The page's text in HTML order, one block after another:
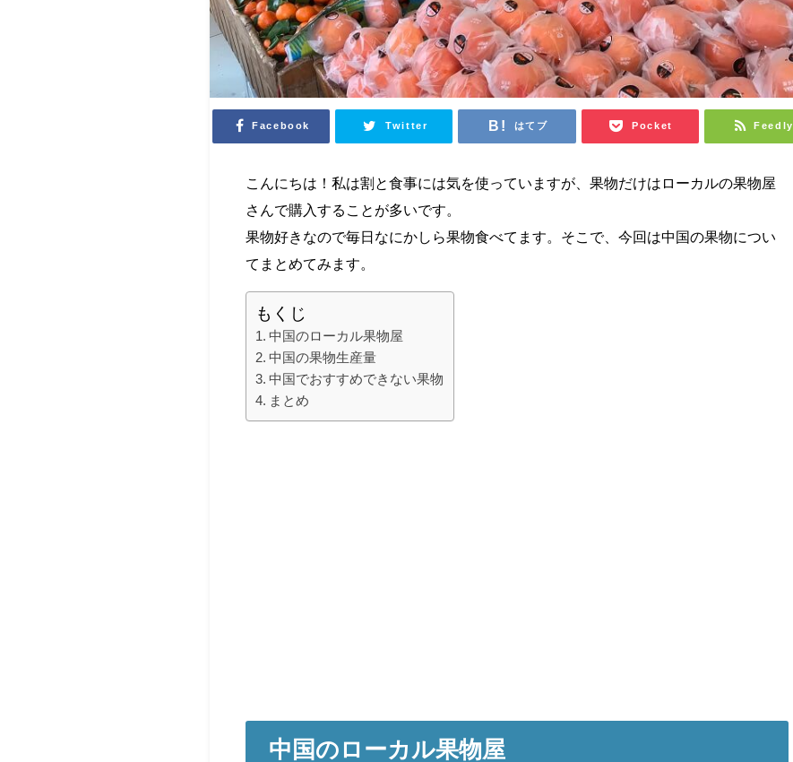
Facebook Twitter はてブ Pocket Feedly
こんにちは！私は割と食事には気を使っていますが、果物だけはローカルの果物屋
さんで購入することが多いです。
果物好きなので毎日なにかしら果物食べてます。そこで、今回は中国の果物につい
てまとめてみます。
もくじ
中国のローカル果物屋
中国の果物生産量
中国でおすすめできない果物
まとめ
中国のローカル果物屋